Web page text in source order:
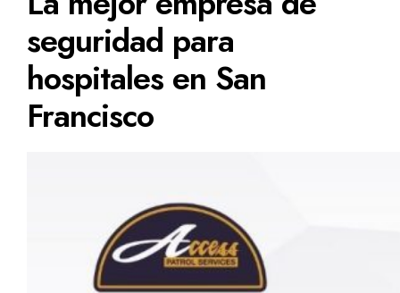
CONTÁCTANOS
seguridad para
hospitales en San
Francisco